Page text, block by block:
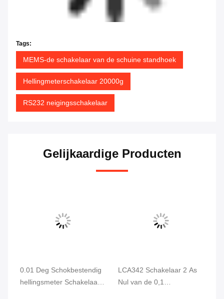
Tags:
MEMS-de schakelaar van de schuine standhoek
Hellingmeterschakelaar 20000g
RS232 neigingsschakelaar
Gelijkaardige Producten
0.01 Deg Schokbestendig
hellingsmeter Schakelaar
LCA342 Schakelaar 2 As
Nul van de 0,1